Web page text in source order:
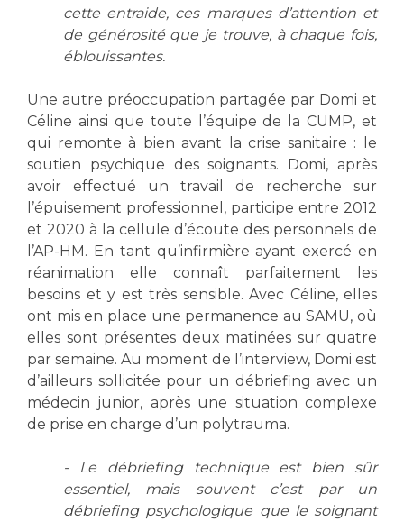
cette entraide, ces marques d’attention et
de générosité que je trouve, à chaque fois,
éblouissantes.
Une autre préoccupation partagée par Domi et
Céline ainsi que toute l’équipe de la CUMP, et
qui remonte à bien avant la crise sanitaire : le
soutien psychique des soignants. Domi, après
avoir effectué un travail de recherche sur
l’épuisement professionnel, participe entre 2012
et 2020 à la cellule d’écoute des personnels de
l’AP-HM. En tant qu’infirmière ayant exercé en
réanimation elle connaît parfaitement les
besoins et y est très sensible. Avec Céline, elles
ont mis en place une permanence au SAMU, où
elles sont présentes deux matinées sur quatre
par semaine. Au moment de l’interview, Domi est
d’ailleurs sollicitée pour un débriefing avec un
médecin junior, après une situation complexe
de prise en charge d’un polytrauma.
- Le débriefing technique est bien sûr
essentiel, mais souvent c’est par un
débriefing psychologique que le soignant